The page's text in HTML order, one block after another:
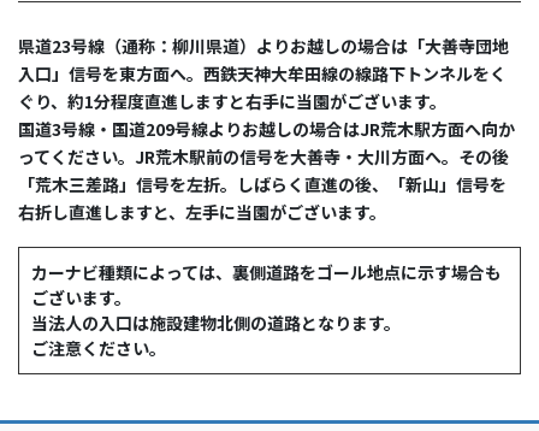
県道23号線（通称：柳川県道）よりお越しの場合は「大善寺団地
入口」信号を東方面へ。西鉄天神大牟田線の線路下トンネルをく
ぐり、約1分程度直進しますと右手に当園がございます。
国道3号線・国道209号線よりお越しの場合はJR荒木駅方面へ向か
ってください。JR荒木駅前の信号を大善寺・大川方面へ。その後
「荒木三差路」信号を左折。しばらく直進の後、「新山」信号を
右折し直進しますと、左手に当園がございます。
カーナビ種類によっては、裏側道路をゴール地点に示す場合も
ございます。
当法人の入口は施設建物北側の道路となります。
ご注意ください。